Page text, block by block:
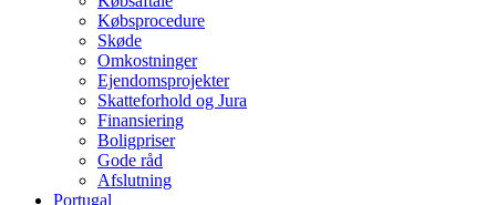
Købsprocedure
Skøde
Omkostninger
Ejendomsprojekter
Skatteforhold og Jura
Finansiering
Boligpriser
Gode råd
Afslutning
Portugal